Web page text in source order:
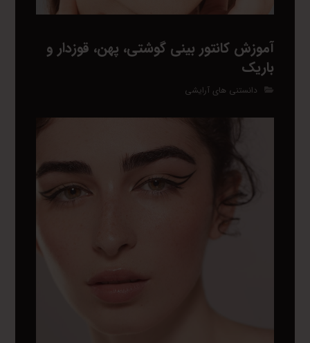
آموزش کانتور بینی گوشتی، پهن، قوزدار و
باریک
دانستنی های آرایشی